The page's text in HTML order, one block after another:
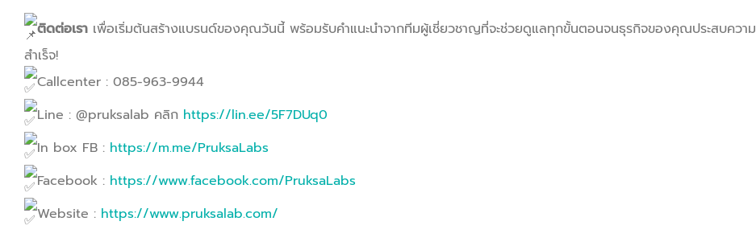
ติดต่อเรา เพื่อเริ่มต้นสร้างแบรนด์ของคุณวันนี้ พร้อมรับคำแนะนำจากทีมผู้เชี่ยวชาญที่จะช่วยดูแลทุกขั้นตอนจนธุรกิจของคุณประสบความ
สำเร็จ!
Callcenter : 085-963-9944
Line : @pruksalab คลิก https://lin.ee/5F7DUq0
In box FB : https://m.me/PruksaLabs
Facebook : https://www.facebook.com/PruksaLabs
Website : https://www.pruksalab.com/